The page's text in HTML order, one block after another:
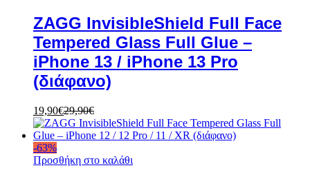
ZAGG InvisibleShield Full Face
Tempered Glass Full Glue –
iPhone 13 / iPhone 13 Pro
(διάφανο)
19,90€29,90€
-63%
Προσθήκη στο καλάθι